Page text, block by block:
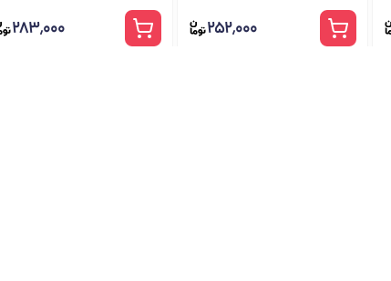
۲۵۲٬۰۰۰ ۲۸۳٬۰۰۰